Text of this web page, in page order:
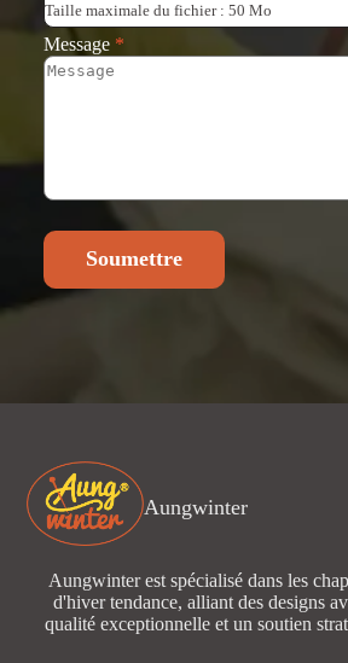
Taille maximale du fichier : 50 Mo
Message *
Soumettre
Aungwinter
Aungwinter est spécialisé dans les
d'hiver tendance, alliant des designs
qualité exceptionnelle et un soutien